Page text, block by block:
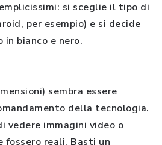
si sceglie il tipo di
per esempio) e si decide
bianco e nero.
sembra essere
della tecnologia.
immagini video o
fossero reali. Basti un